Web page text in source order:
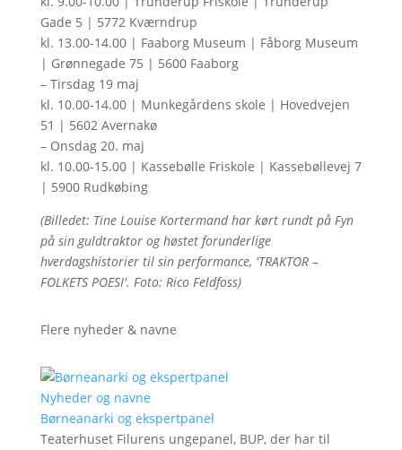
Gade 5 | 5772 Kværndrup
kl. 13.00-14.00 | Faaborg Museum | Fåborg Museum
| Grønnegade 75 | 5600 Faaborg
– Tirsdag 19 maj
kl. 10.00-14.00 | Munkegårdens skole | Hovedvejen
51 | 5602 Avernakø
– Onsdag 20. maj
kl. 10.00-15.00 | Kassebølle Friskole | Kassebøllevej 7
| 5900 Rudkøbing
(Billedet: Tine Louise Kortermand har kørt rundt på Fyn
på sin guldtraktor og høstet forunderlige
hverdagshistorier til sin performance, 'TRAKTOR –
FOLKETS POESI'. Foto: Rico Feldfoss)
Flere nyheder & navne
Nyheder og navne
Børneanarki og ekspertpanel
Teaterhuset Filurens ungepanel, BUP, der har til